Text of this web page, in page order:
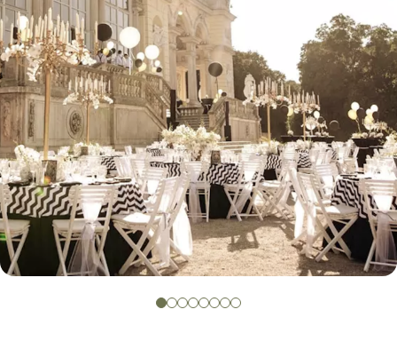
Поснідаємо у імперському кафе під класичну музику з